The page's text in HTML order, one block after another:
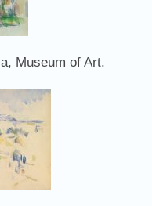
Museum of Art.